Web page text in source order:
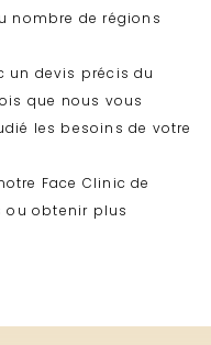
nombre de régions
un devis précis du
que nous vous
les besoins de votre
Face Clinic de
ou obtenir plus